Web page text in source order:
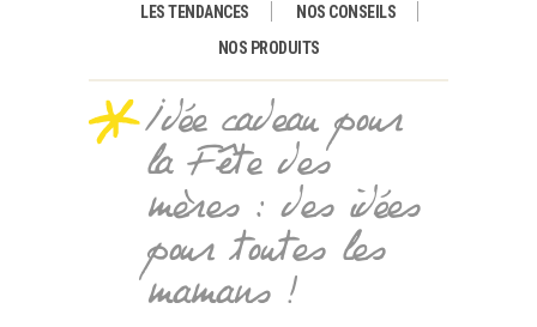
LES TENDANCES
NOS CONSEILS
NOS PRODUITS
Idée cadeau pour
la Fête des
mères : des idées
pour toutes les
mamans !